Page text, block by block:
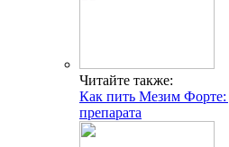
Читайте также:
Как пить Мезим Форте:
препарата